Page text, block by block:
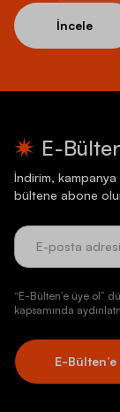
İncele
E-
İndirim,
bültene abone
“E-Bülten’e üye ol”
kapsamında
E-